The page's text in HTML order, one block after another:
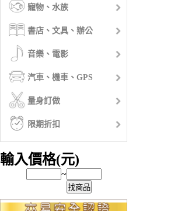
寵物、水族
書店、文具、辦公
音樂、電影
汽車、機車、GPS
量身訂做
限期折扣
輸入價格(元)
~
找商品